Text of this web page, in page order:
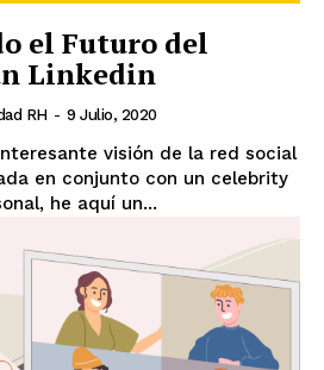
el Futuro del
Linkedin
RH - 9 Julio, 2020
visión de la red social
en conjunto con un celebrity
he aquí un...